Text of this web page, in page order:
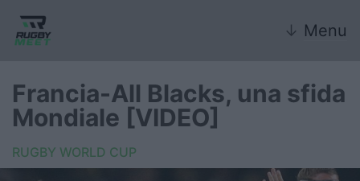
↓ Menu
Nazionali giovanili
Francia-All Blacks, una sfida
Mondiale [VIDEO]
RUGBY WORLD CUP